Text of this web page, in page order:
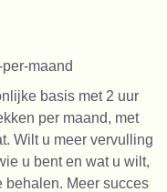
maand
basis met 2 uur
per maand, met
Wilt u meer vervulling
u bent en wat u wilt,
behalen. Meer succes